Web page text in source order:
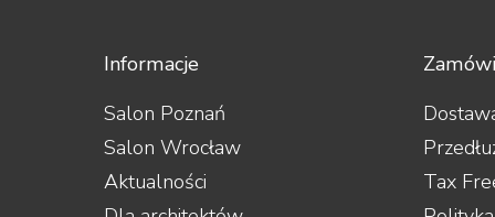
Informacje
Salon Poznań
Salon Wrocław
Aktualności
Tax